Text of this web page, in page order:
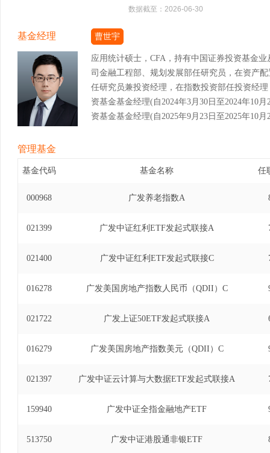
数据截至： 2026-06-30
基金经理 曹世宇
应用统计硕士，CFA，持有中国证券投资基金
司金融工程部、规划发展部任研究员，在资产
任研究员兼投资经理，在指数投资部任投资经
资基金基金经理(自2024年3月30日至2024年10
资基金基金经理(自2025年9月23日至2025年10月
管理基金
基金代码 基金名称 任
000968 广发养老指数A
021399 广发中证红利ETF发起式联接A
021400 广发中证红利ETF发起式联接C
016278 广发美国房地产指数人民币（QDII）C
021722 广发上证50ETF发起式联接A
016279 广发美国房地产指数美元（QDII）C
021397 广发中证云计算与大数据ETF发起式联接A
159940 广发中证全指金融地产ETF
513750 广发中证港股通非银ETF